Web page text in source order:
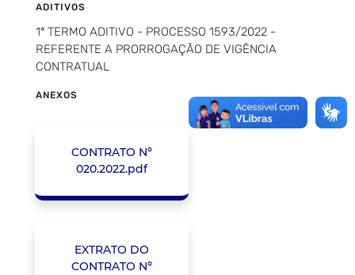
ADITIVOS
1º TERMO ADITIVO - PROCESSO 1593/2022 -
REFERENTE A PRORROGAÇÃO DE VIGÊNCIA
CONTRATUAL
ANEXOS
CONTRATO Nº
020.2022.pdf
EXTRATO DO
CONTRATO Nº